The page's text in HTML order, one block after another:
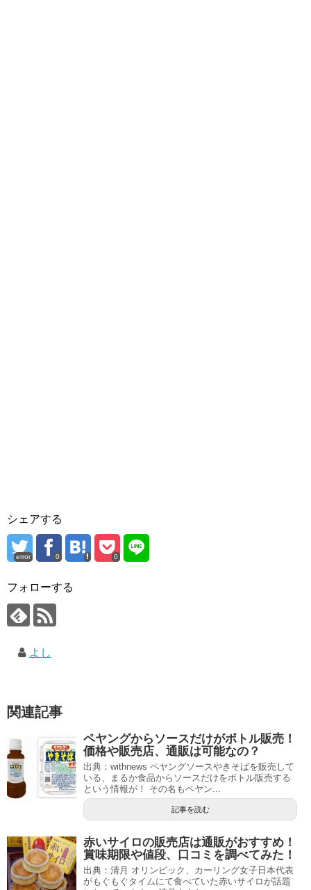
シェアする
error 0 0
フォローする
よし
関連記事
ペヤングからソースだけがボトル販売！
価格や販売店、通販は可能なの？
出典：withnews ペヤングソースやきそばを販売して
いる、まるか食品からソースだけをボトル販売する
という情報が！ その名もペヤン...
記事を読む
赤いサイロの販売店は通販がおすすめ！
賞味期限や値段、口コミを調べてみた！
出典：清月 オリンピック、カーリング女子日本代表
がもぐもぐタイムにて食べていた赤いサイロが話題